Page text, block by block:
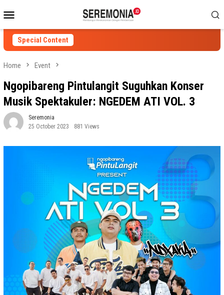
to
contentMenu
Special Content
Home Event
Ngopibareng Pintulangit Suguhkan Konser
Musik Spektakuler: NGEDEM ATI VOL. 3
Seremonia
25 October 2023
881 Views